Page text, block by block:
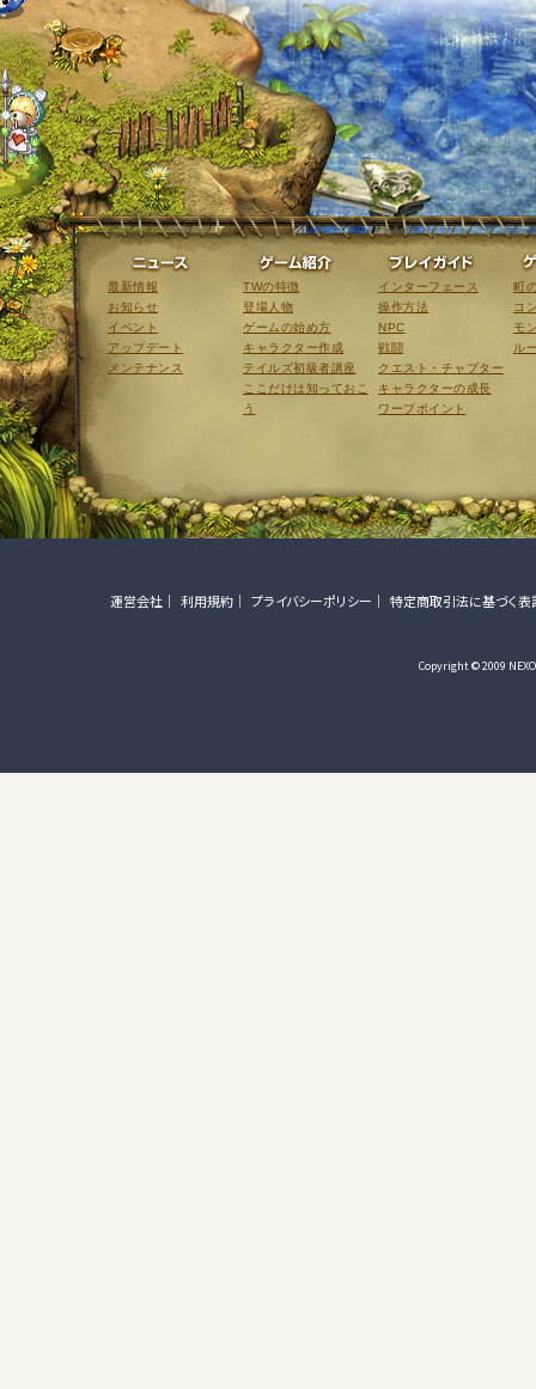
ニュース
最新情報
お知らせ
イベント
アップデート
メンテナンス
ゲーム紹介
TWの特徴
登場人物
ゲームの始め方
キャラクター作成
テイルズ初級者講座
ここだけは知っておこ
う
インターフェース
操作方法
NPC
戦闘
クエスト・チャプター
キャラクターの成長
ワープポイント
町
コ
モ
ル
運営会社 利用規約 プライバシーポリシー 特定商取引法に基づく表
Copyright © 2009